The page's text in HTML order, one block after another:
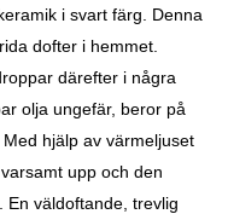
i svart färg. Denna
dofter i hemmet.
därefter i några
olja ungefär, beror på
hjälp av värmeljuset
upp och den
En väldoftande, trevlig